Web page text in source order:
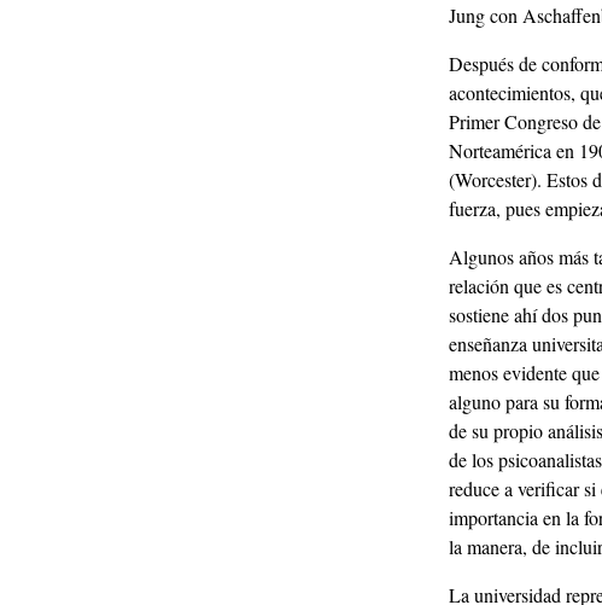
Jung con
Después de
acontecimientos,
Primer Congreso
Norteamérica en
(Worcester). Estos
fuerza, pues
Algunos años más
relación que es
sostiene ahí dos
enseñanza
menos evidente
alguno para su
de su propio
de los
reduce a verificar
importancia en la
la manera, de
La universidad